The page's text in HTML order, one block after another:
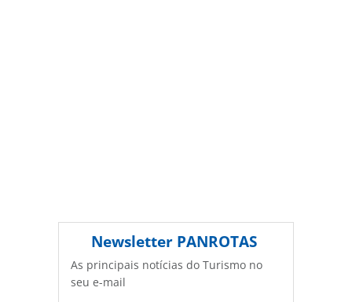
Newsletter PANROTAS
As principais notícias do Turismo no
seu e-mail